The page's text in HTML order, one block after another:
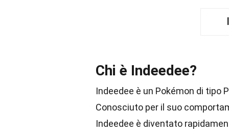
Chi è Indeedee?
Indeedee è un Pokémon di tipo
Conosciuto per il suo
Indeedee è diventato